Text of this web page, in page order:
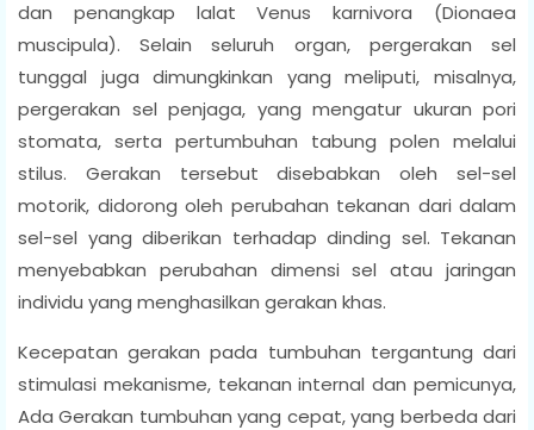
dan penangkap lalat Venus karnivora (Dionaea
muscipula). Selain seluruh organ, pergerakan sel
tunggal juga dimungkinkan yang meliputi, misalnya,
pergerakan sel penjaga, yang mengatur ukuran pori
stomata, serta pertumbuhan tabung polen melalui
stilus. Gerakan tersebut disebabkan oleh sel-sel
motorik, didorong oleh perubahan tekanan dari dalam
sel-sel yang diberikan terhadap dinding sel. Tekanan
menyebabkan perubahan dimensi sel atau jaringan
individu yang menghasilkan gerakan khas.
Kecepatan gerakan pada tumbuhan tergantung dari
stimulasi mekanisme, tekanan internal dan pemicunya,
Ada Gerakan tumbuhan yang cepat, yang berbeda dari